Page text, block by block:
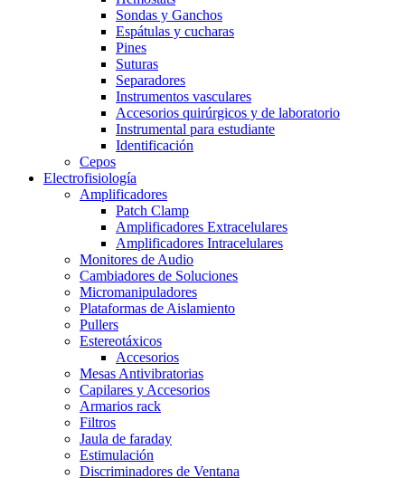
Sondas y Ganchos
Espátulas y cucharas
Pines
Suturas
Separadores
Instrumentos vasculares
Accesorios quirúrgicos y de laboratorio
Instrumental para estudiante
Identificación
Cepos
Electrofisiología
Amplificadores
Patch Clamp
Amplificadores Extracelulares
Amplificadores Intracelulares
Monitores de Audio
Cambiadores de Soluciones
Micromanipuladores
Plataformas de Aislamiento
Pullers
Estereotáxicos
Accesorios
Mesas Antivibratorias
Capilares y Accesorios
Armarios rack
Filtros
Jaula de faraday
Estimulación
Discriminadores de Ventana